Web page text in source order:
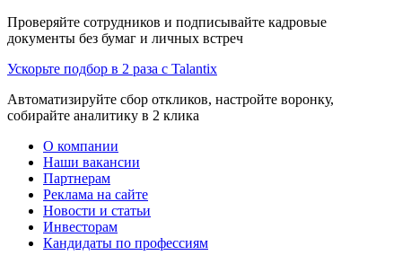
Проверяйте сотрудников и подписывайте кадровые
документы без бумаг и личных встреч
Ускорьте подбор в 2 раза с Talantix
Автоматизируйте сбор откликов, настройте воронку,
собирайте аналитику в 2 клика
О компании
Наши вакансии
Партнерам
Реклама на сайте
Новости и статьи
Инвесторам
Кандидаты по профессиям